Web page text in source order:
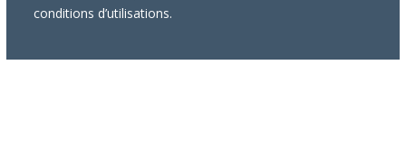
conditions d’utilisations.